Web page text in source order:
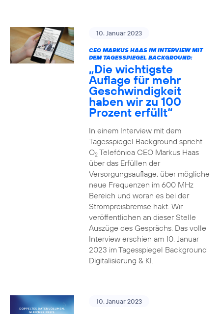
10. Januar 2023
CEO MARKUS HAAS IM INTERVIEW MIT
DEM TAGESSPIEGEL BACKGROUND:
„Die wichtigste
Auflage für mehr
Geschwindigkeit
haben wir zu 100
Prozent erfüllt“
In einem Interview mit dem
Tagesspiegel Background spricht
O2Telefónica CEO Markus Haas
über das Erfüllen der
Versorgungsauflage, über mögliche
neue Frequenzen im 600 MHz
Bereich und woran es bei der
Strompreisbremse hakt. Wir
veröffentlichen an dieser Stelle
Auszüge des Gesprächs. Das volle
Interview erschien am 10. Januar
2023 im Tagesspiegel Background
Digitalisierung & KI.
10. Januar 2023